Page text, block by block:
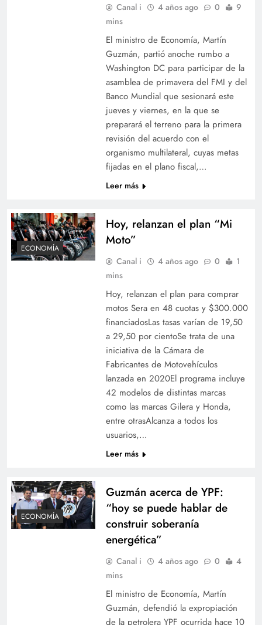
Canal i 4 años ago 0
9
mins
El ministro de Economía, Martín
Guzmán, partió anoche rumbo a
Washington DC para participar de la
asamblea de primavera del FMI y del
Banco Mundial que sesionará este
jueves y viernes, en la que se
preparará el terreno para la primera
revisión del acuerdo con el
organismo multilateral, cuyas metas
fijadas en el plano fiscal,…
Leer más
ECONOMÍA
Hoy, relanzan el plan “Mi
Moto”
Canal i 4 años ago 0
1
mins
Hoy, relanzan el plan para comprar
motos Sera en 48 cuotas y $300.000
financiadosLas tasas varían de 19,50
a 29,50 por cientoSe trata de una
iniciativa de la Cámara de
Fabricantes de Motovehículos
lanzada en 2020El programa incluye
42 modelos de distintas marcas
como las marcas Gilera y Honda,
entre otrasAlcanza a todos los
usuarios,…
Leer más
ECONOMÍA
Guzmán acerca de YPF:
“hoy se puede hablar de
construir soberanía
energética”
Canal i 4 años ago 0
4
mins
El ministro de Economía, Martín
Guzmán, defendió la expropiación
de la petrolera YPF ocurrida hace 10